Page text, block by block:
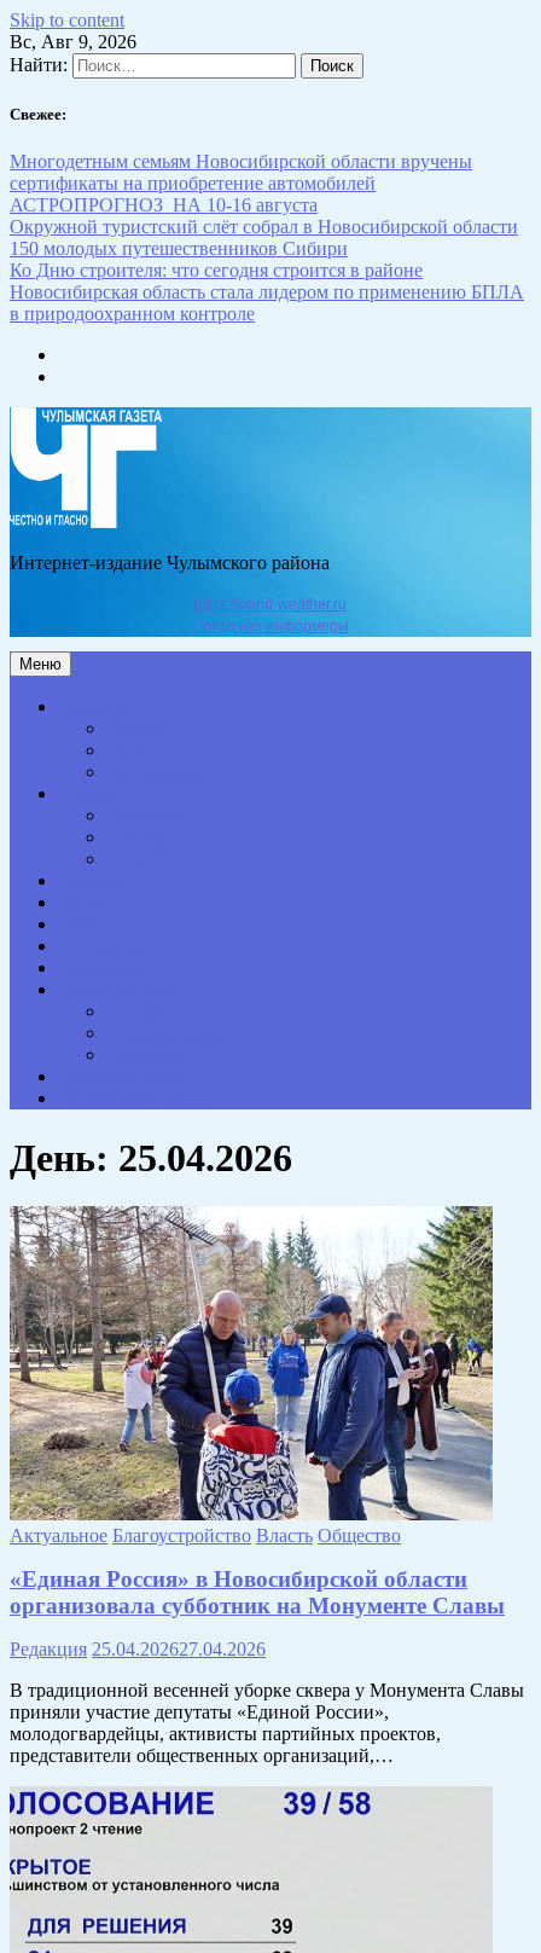
Skip to content
Вс, Авг 9, 2026
Найти:
Свежее:
Многодетным семьям Новосибирской области вручены
сертификаты на приобретение автомобилей
АСТРОПРОГНОЗ НА 10-16 августа
Окружной туристский слёт собрал в Новосибирской области
150 молодых путешественников Сибири
Ко Дню строителя: что сегодня строится в районе
Новосибирская область стала лидером по применению БПЛА
в природоохранном контроле
Интернет-издание Чулымского района
https://world-weather.ru
Погодные информеры
Меню
День: 25.04.2026
Актуальное Благоустройство Власть Общество
«Единая Россия» в Новосибирской области
организовала субботник на Монументе Славы
Редакция 25.04.202627.04.2026
В традиционной весенней уборке сквера у Монумента Славы
приняли участие депутаты «Единой России»,
молодогвардейцы, активисты партийных проектов,
представители общественных организаций,…